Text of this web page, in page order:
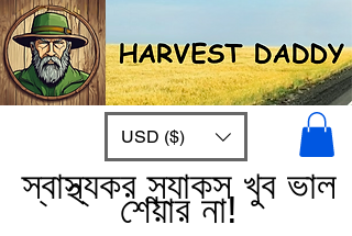
USD ($)
স্বাস্থ্যকর স্ন্যাকস খুব ভাল
শেয়ার না!